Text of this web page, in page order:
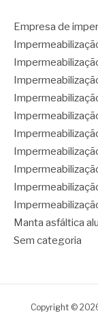
Empresa de
Manta asfáltica
Sem categoria
Copyright ©